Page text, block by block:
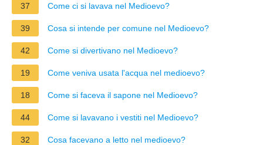
37 Come ci si lavava nel Medioevo?
39 Cosa si intende per comune nel Medioevo?
42 Come si divertivano nel Medioevo?
19 Come veniva usata l'acqua nel medioevo?
18 Come si faceva il sapone nel Medioevo?
44 Come si lavavano i vestiti nel Medioevo?
32 Cosa facevano a letto nel medioevo?